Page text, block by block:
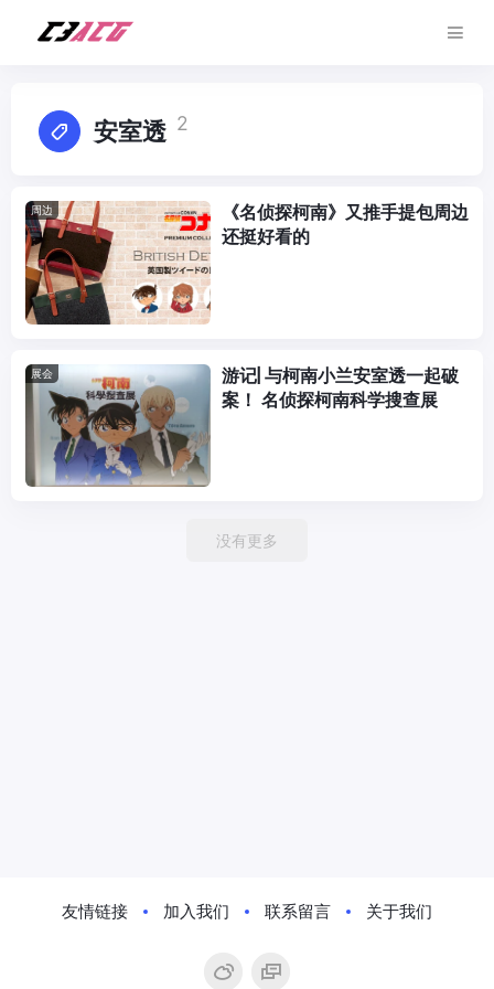
安室透 2
周边
《名侦探柯南》又推手提包周边
还挺好看的
展会
游记| 与柯南小兰安室透一起破
案！ 名侦探柯南科学搜查展
没有更多
友情链接 加入我们 联系留言 关于我们